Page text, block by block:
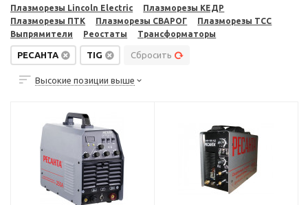
Плазморезы Lincoln Electric
Плазморезы КЕДР
Плазморезы ПТК
Плазморезы СВАРОГ
Плазморезы ТСС
Выпрямители
Реостаты Трансформаторы
РЕСАНТА TIG Сбросить
Высокие позиции выше